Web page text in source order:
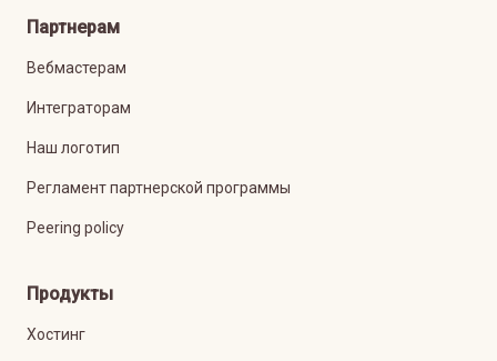
Партнерам
Вебмастерам
Интеграторам
Наш логотип
Регламент партнерской программы
Peering policy
Продукты
Хостинг